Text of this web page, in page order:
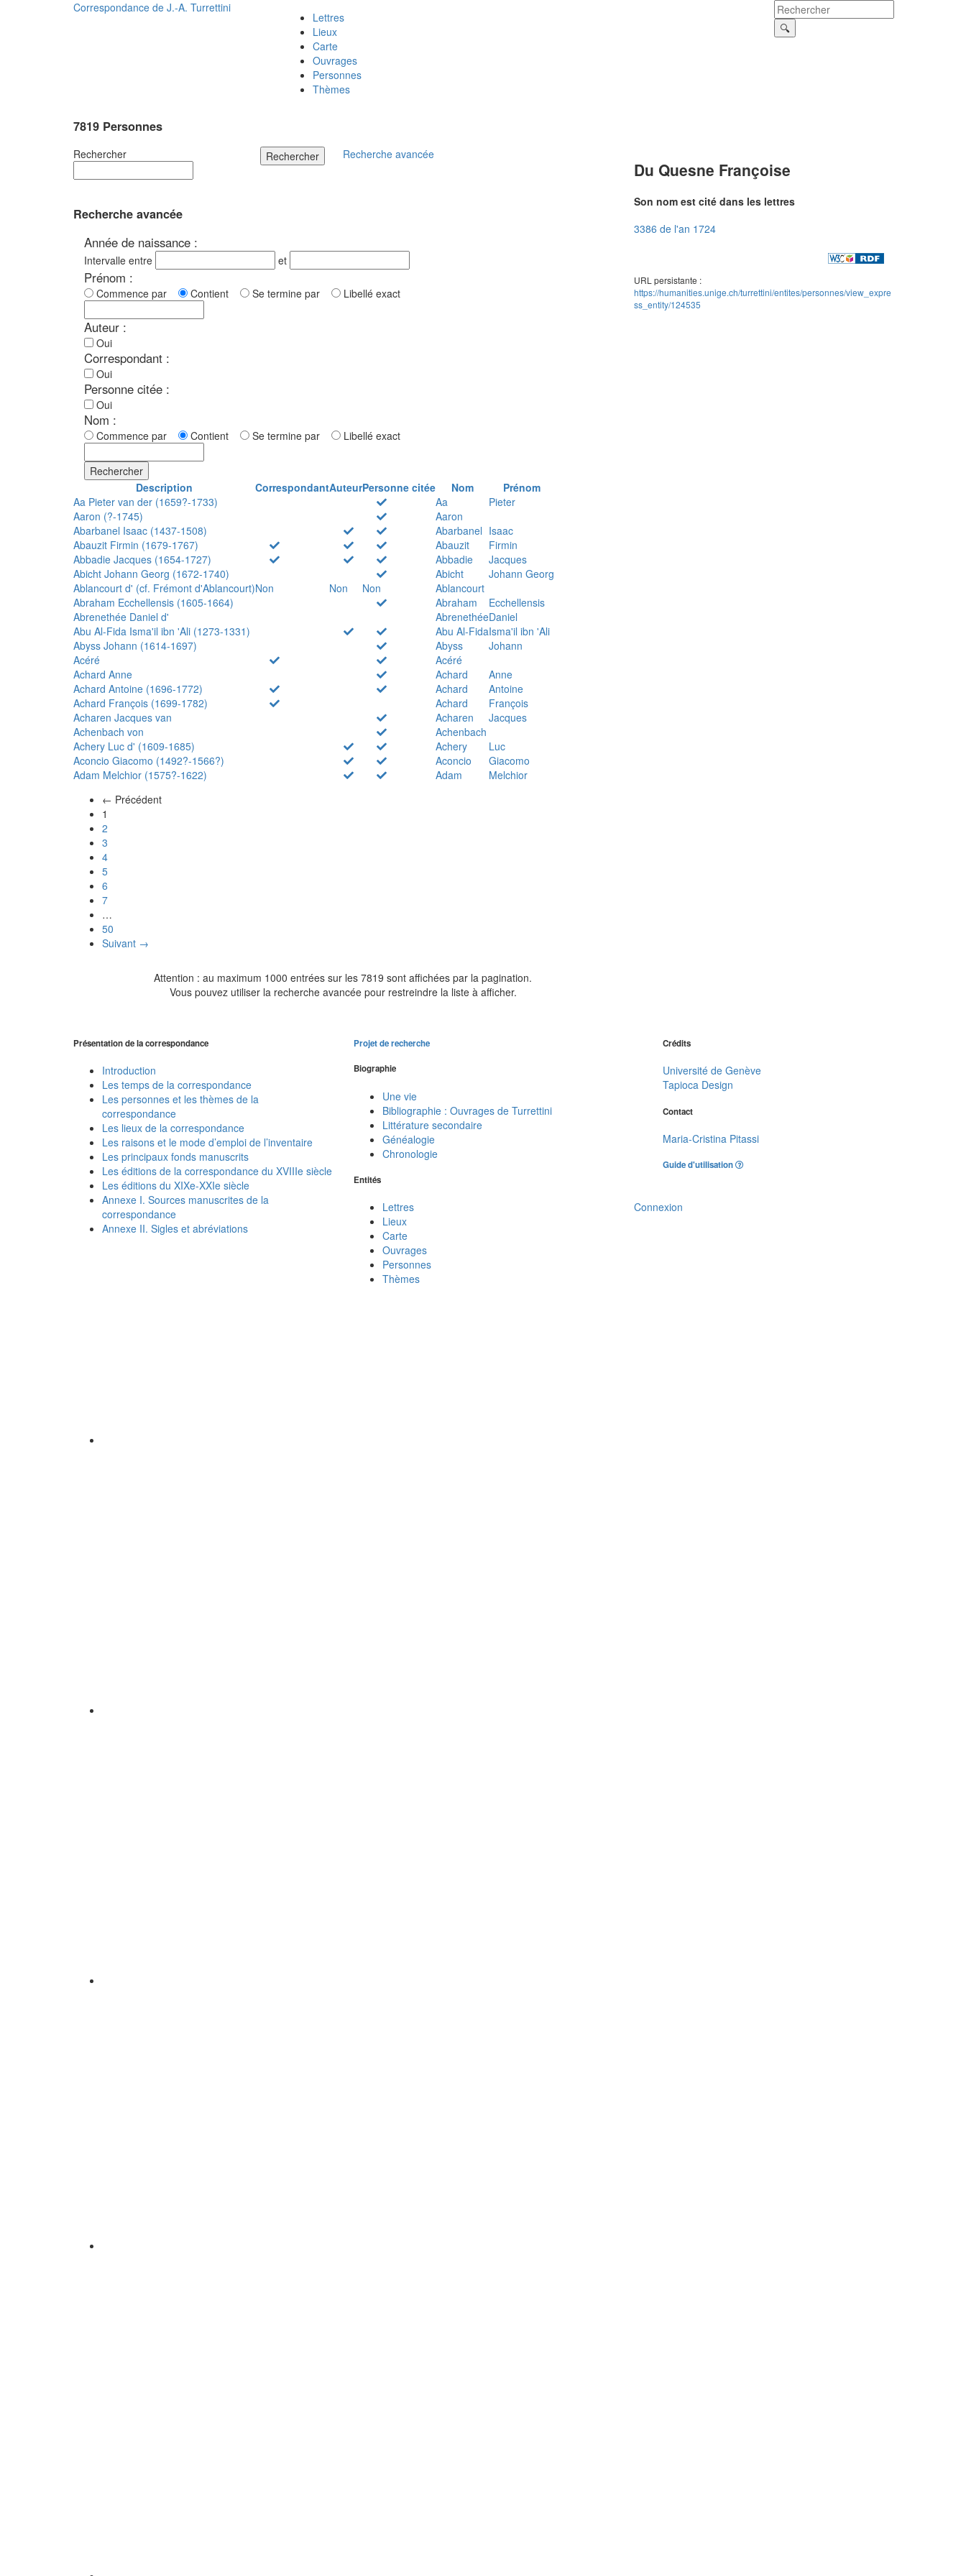
Correspondance de J.-A. Turrettini
Lettres
Lieux
Carte
Ouvrages
Personnes
Thèmes
7819 Personnes
Rechercher Rechercher Recherche avancée
Recherche avancée
Année de naissance :
Intervalle entre et
Prénom :
Commence par Contient Se termine par Libellé exact
Auteur :
Oui
Correspondant :
Oui
Personne citée :
Oui
Nom :
Commence par Contient Se termine par Libellé exact
Rechercher
Description
CorrespondantAuteurPersonne citée Nom
Prénom
Aa Pieter van der (1659?-1733)
Aa
Pieter
Aaron (?-1745)
Aaron
Abarbanel Isaac (1437-1508)
Abarbanel Isaac
Abauzit Firmin (1679-1767)
Abauzit
Firmin
Abbadie Jacques (1654-1727)
Abbadie
Jacques
Abicht Johann Georg (1672-1740)
Abicht
Johann Georg
Ablancourt d' (cf. Frémont d'Ablancourt)Non Non Non
Ablancourt
Abraham Ecchellensis (1605-1664)
Abraham
Ecchellensis
Abrenethée Daniel d'
AbrenethéeDaniel
Abu Al-Fida Isma'il ibn 'Ali (1273-1331)
Abu Al-FidaIsma'il ibn 'Ali
Abyss Johann (1614-1697)
Abyss
Johann
Acéré
Acéré
Achard Anne
Achard
Anne
Achard Antoine (1696-1772)
Achard
Antoine
Achard François (1699-1782)
Achard
François
Acharen Jacques van
Acharen
Jacques
Achenbach von
Achenbach
Achery Luc d' (1609-1685)
Achery
Luc
Aconcio Giacomo (1492?-1566?)
Aconcio
Giacomo
Adam Melchior (1575?-1622)
Adam
Melchior
← Précédent
1
2
3
4
5
6
7
…
50
Suivant →
Attention : au maximum 1000 entrées sur les 7819 sont affichées par la pagination.
Vous pouvez utiliser la recherche avancée pour restreindre la liste à afficher.
Du Quesne Françoise
Son nom est cité dans les lettres
3386 de l'an 1724
URL persistante :
https://humanities.unige.ch/turrettini/entites/personnes/view_expre
ss_entity/124535
Présentation de la correspondance
Introduction
Les temps de la correspondance
Les personnes et les thèmes de la
correspondance
Les lieux de la correspondance
Les raisons et le mode d’emploi de l’inventaire
Les principaux fonds manuscrits
Les éditions de la correspondance du XVIIIe siècle
Les éditions du XIXe-XXIe siècle
Annexe I. Sources manuscrites de la
correspondance
Annexe II. Sigles et abréviations
Projet de recherche
Biographie
Une vie
Bibliographie : Ouvrages de Turrettini
Littérature secondaire
Généalogie
Chronologie
Entités
Lettres
Lieux
Carte
Ouvrages
Personnes
Thèmes
Crédits
Université de Genève
Tapioca Design
Contact
Maria-Cristina Pitassi
Guide d'utilisation
Connexion